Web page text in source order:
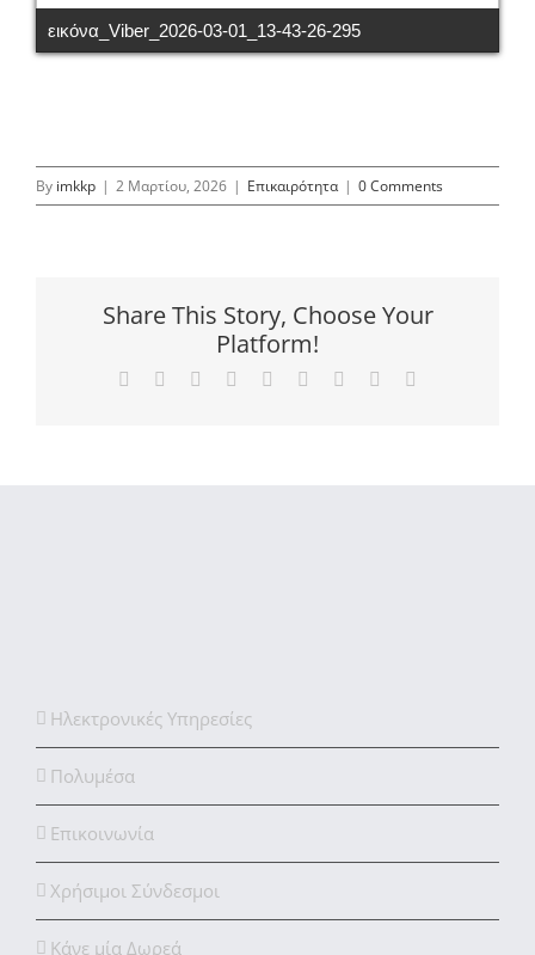
εικόνα_Viber_2026-03-01_13-43-26-295
By imkkp | 2 Μαρτίου, 2026 | Επικαιρότητα | 0 Comments
Share This Story, Choose Your
Platform!
Facebook Reddit LinkedInWhatsApp
TumblrPinterest
Ηλεκτρονικές Υπηρεσίες
Πολυμέσα
Επικοινωνία
Χρήσιμοι Σύνδεσμοι
Κάνε μία Δωρεά